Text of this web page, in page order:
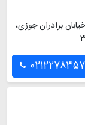
برادران جوزی،